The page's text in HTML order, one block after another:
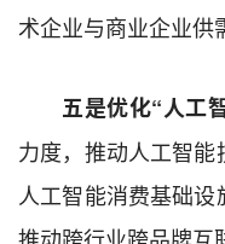
术企业与商业企业供
五是优化“人工
力度，推动人工智
人工智能消费基础设
推动跨行业跨品牌互